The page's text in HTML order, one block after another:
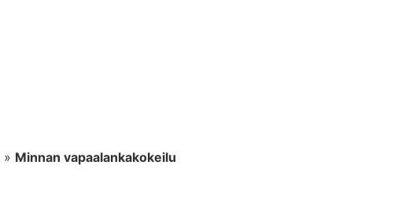
» Minnan vapaalankakokeilu